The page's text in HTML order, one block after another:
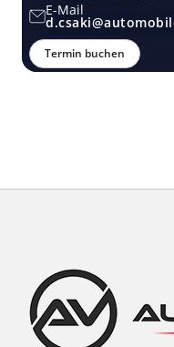
E-Mail
Termin buchen